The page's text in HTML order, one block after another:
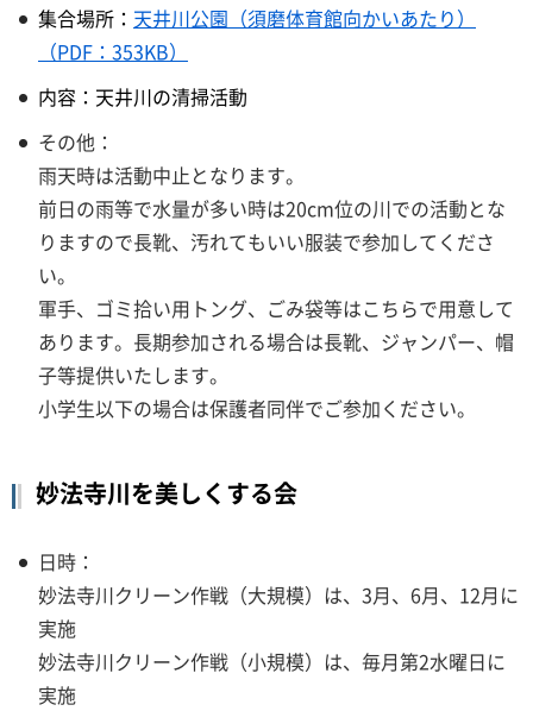
集合場所： 天井川公園（須磨体育館向かいあたり）
（PDF：353KB）
内容：天井川の清掃活動
その他：
雨天時は活動中止となります。
前日の雨等で水量が多い時は20cm位の川での活動とな
りますので長靴、汚れてもいい服装で参加してくださ
い。
軍手、ゴミ拾い用トング、ごみ袋等はこちらで用意して
あります。長期参加される場合は長靴、ジャンパー、帽
子等提供いたします。
小学生以下の場合は保護者同伴でご参加ください。
妙法寺川を美しくする会
日時：
妙法寺川クリーン作戦（大規模）は、3月、6月、12月に
実施
妙法寺川クリーン作戦（小規模）は、毎月第2水曜日に
実施